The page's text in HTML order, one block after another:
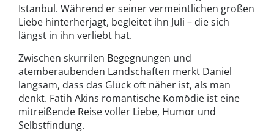
Istanbul. Während er seiner vermeintlichen großen
Liebe hinterherjagt, begleitet ihn Juli – die sich
längst in ihn verliebt hat.
Zwischen skurrilen Begegnungen und
atemberaubenden Landschaften merkt Daniel
langsam, dass das Glück oft näher ist, als man
denkt. Fatih Akins romantische Komödie ist eine
mitreißende Reise voller Liebe, Humor und
Selbstfindung.